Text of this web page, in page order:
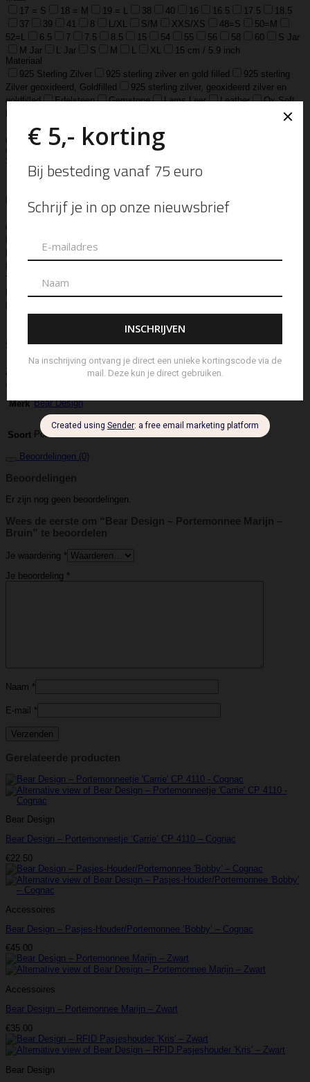
17 = S
18 = M 19 = L 38 40 16 16.5 17.5
18.5
37
39 41 8 L/XL S/M XXS/XS 48=S
50=M
52=L
6.5 7 7.5 8.5 15 54 55 56 58 60
S Jar
M Jar
L Jar S M L XL
15 cm / 5.9 inch
Materiaal
925 Sterling Zilver
925 sterling zilver en gold filled
925 sterling
Zilver geoxideerd, Goldfilled
925 sterling zilver, geoxideerd zilver en
goldfilled
Edelsteen Gemstone Lams Leer Leather
Ox Soft
Leather
100% katoen
Acetaat
Buffelhoorn Edelstaal
(30 micron)
Parelmoer Teddy Zwaar Verzilverd
(15 micron)
Soort
Accessoires
Armband Armbandje Aroma Diffuser
Bowlingtas
Brillen Etui Bumbag Business Bag
Clutch
Creditcard Houder Creditcard Wallet
de Parfum
Fiber Sticks
Bodywash
Handschoen
Hoedje
Tasje
Mills
Navulling Reed Diffuser
Diffuser
Sleuteletui Sleutelhanger
Stolp
Strap Tas Telefoontasje Textiel & Roomspray
Toilettas
Tote Bag
Travel Trigger Weekendtas
Wierookstokjes
Zeep
Merk Bear Design
Soort Portemonnee
Beoordelingen (0)
Beoordelingen
Er zijn nog geen beoordelingen.
Wees de eerste om “Bear Design – Portemonnee Marijn –
Bruin” te beoordelen
Je waardering *
Je beoordeling *
Naam *
E-mail *
Gerelateerde producten
Bear Design
Bear Design – Portemonneetje ‘Carrie’ CP 4110 – Cognac
€22.50
Accessoires
Bear Design – Pasjes-Houder/Portemonnee ‘Bobby’ – Cognac
€45.00
Accessoires
Bear Design – Portemonnee Marijn – Zwart
€35.00
Bear Design